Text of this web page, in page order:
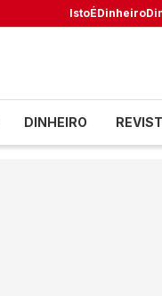
IstoÉDinheiro
DINHEIRO